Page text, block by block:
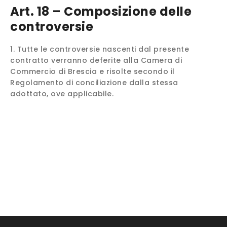
Art. 18 – Composizione delle
controversie
Tutte le controversie nascenti dal presente
contratto verranno deferite alla Camera di
Commercio di Brescia e risolte secondo il
Regolamento di conciliazione dalla stessa
adottato, ove applicabile.